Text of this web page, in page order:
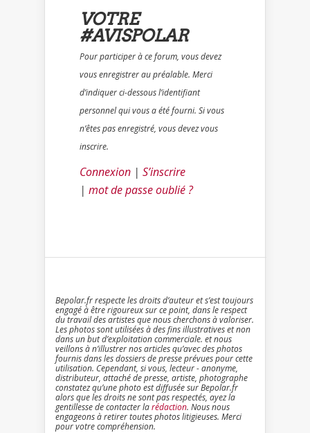
VOTRE
#AVISPOLAR
Pour participer à ce forum, vous devez
vous enregistrer au préalable. Merci
d’indiquer ci-dessous l’identifiant
personnel qui vous a été fourni. Si vous
n’êtes pas enregistré, vous devez vous
inscrire.
Connexion | S’inscrire
| mot de passe oublié ?
Bepolar.fr respecte les droits d’auteur et s’est toujours
engagé à être rigoureux sur ce point, dans le respect
du travail des artistes que nous cherchons à valoriser.
Les photos sont utilisées à des fins illustratives et non
dans un but d’exploitation commerciale. et nous
veillons à n’illustrer nos articles qu’avec des photos
fournis dans les dossiers de presse prévues pour cette
utilisation. Cependant, si vous, lecteur - anonyme,
distributeur, attaché de presse, artiste, photographe
constatez qu’une photo est diffusée sur Bepolar.fr
alors que les droits ne sont pas respectés, ayez la
gentillesse de contacter larédaction. Nous nous
engageons à retirer toutes photos litigieuses. Merci
pour votre compréhension.